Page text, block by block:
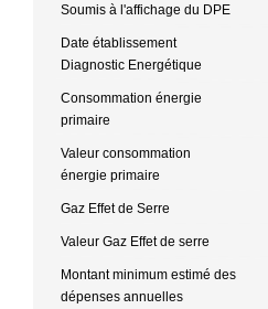
Soumis à l'affichage du DPE
Date établissement
Diagnostic Energétique
Consommation énergie
primaire
Valeur consommation
énergie primaire
Gaz Effet de Serre
Valeur Gaz Effet de serre
Montant minimum estimé des
dépenses annuelles